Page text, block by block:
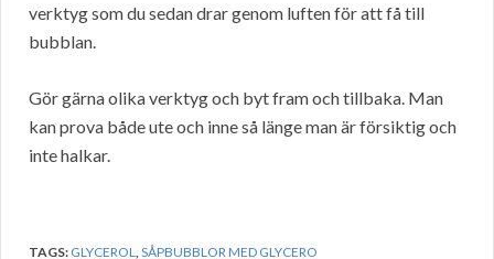
verktyg som du sedan drar genom luften för att få till
bubblan.
Gör gärna olika verktyg och byt fram och tillbaka. Man
kan prova både ute och inne så länge man är försiktig och
inte halkar.
TAGS: GLYCEROL SÅPBUBBLOR MED GLYCERO